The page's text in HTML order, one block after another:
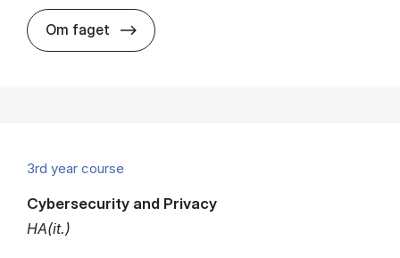
Om faget about
3rd year course
HA(it.)
Cybersecurity and Privacy